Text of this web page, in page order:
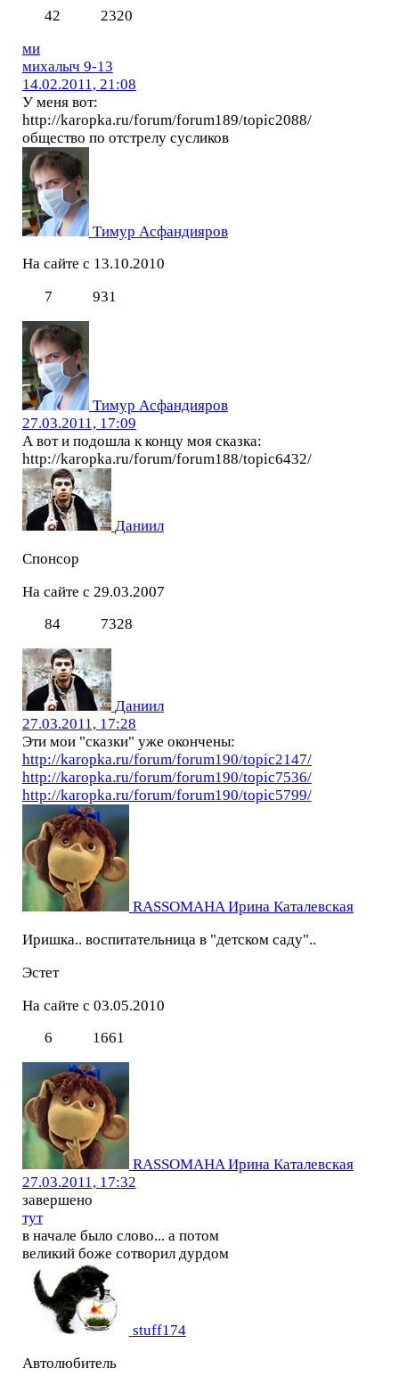
42
2320
ми
михалыч 9-13
14.02.2011, 21:08
У меня вот:
http://karopka.ru/forum/forum189/topic2088/
общество по отстрелу сусликов
Тимур Асфандияров
На сайте с 13.10.2010
7
931
Тимур Асфандияров
27.03.2011, 17:09
А вот и подошла к концу моя сказка:
http://karopka.ru/forum/forum188/topic6432/
Даниил
Спонсор
На сайте с 29.03.2007
84
7328
Даниил
27.03.2011, 17:28
Эти мои "сказки" уже окончены:
http://karopka.ru/forum/forum190/topic2147/
http://karopka.ru/forum/forum190/topic7536/
http://karopka.ru/forum/forum190/topic5799/
RASSOMAHA Ирина Каталевская
Иришка.. воспитательница в "детском саду"..
Эстет
На сайте с 03.05.2010
6
1661
RASSOMAHA Ирина Каталевская
27.03.2011, 17:32
завершено
тут
в начале было слово... а потом
великий боже сотворил дурдом
stuff174
Автолюбитель